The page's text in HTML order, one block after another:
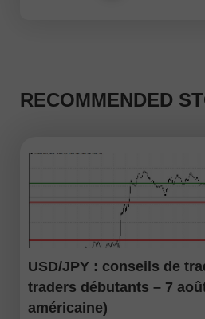
RECOMMENDED
USD/JPY : conseils de
traders débutants – 7
américaine)